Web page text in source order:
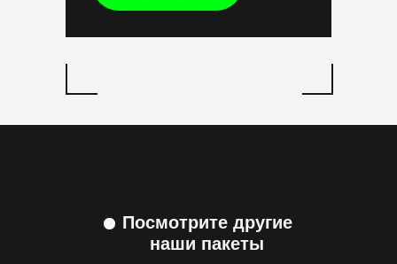
Посмотрите другие
наши пакеты